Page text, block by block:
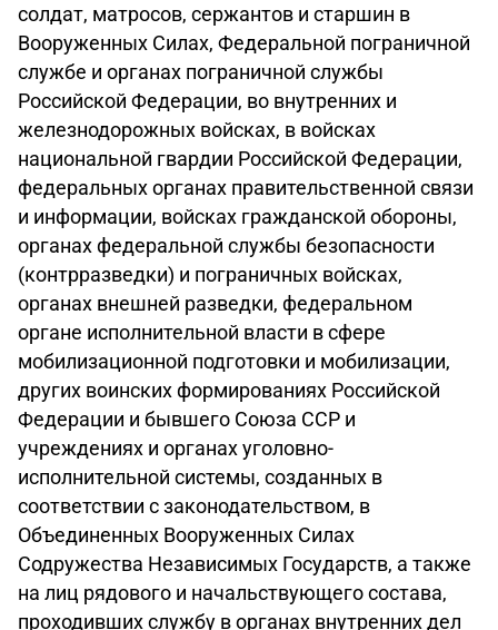
солдат, матросов, сержантов и старшин в
Вооруженных Силах, Федеральной пограничной
службе и органах пограничной службы
Российской Федерации, во внутренних и
железнодорожных войсках, в войсках
национальной гвардии Российской Федерации,
федеральных органах правительственной связи
и информации, войсках гражданской обороны,
органах федеральной службы безопасности
(контрразведки) и пограничных войсках,
органах внешней разведки, федеральном
органе исполнительной власти в сфере
мобилизационной подготовки и мобилизации,
других воинских формированиях Российской
Федерации и бывшего Союза ССР и
учреждениях и органах уголовно-
исполнительной системы, созданных в
соответствии с законодательством, в
Объединенных Вооруженных Силах
Содружества Независимых Государств, а также
на лиц рядового и начальствующего состава,
проходивших службу в органах внутренних дел